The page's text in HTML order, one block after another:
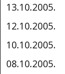
13.10.2005.
12.10.2005.
10.10.2005.
08.10.2005.